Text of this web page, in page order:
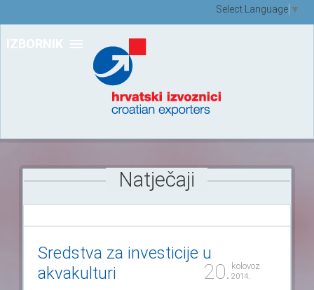
IZBORNIK
Select Language ▼
Natječaji
20. kolovoz
2014.
Sredstva za investicije u
akvakulturi